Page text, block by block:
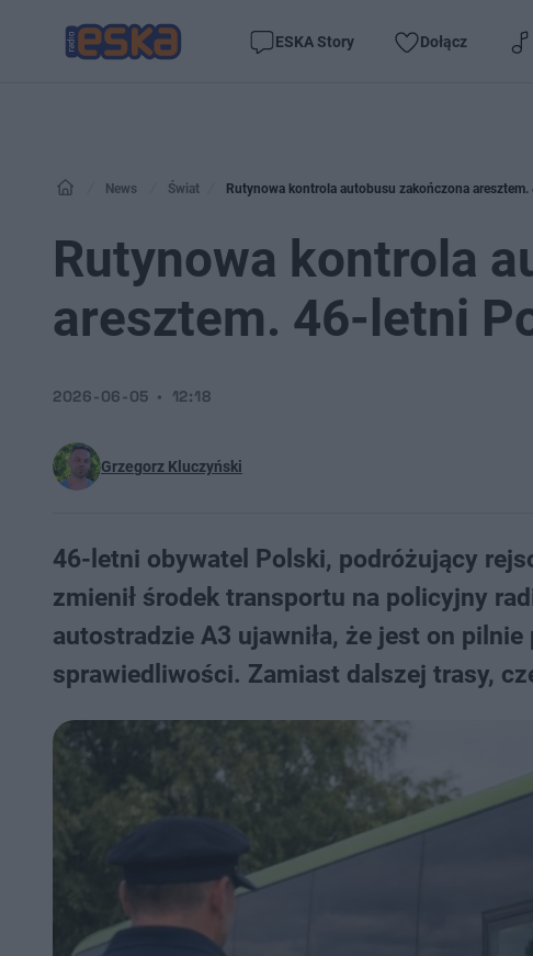
ESKA Story Dołącz
News Świat Rutynowa kontrola autobusu zakończona
Rutynowa kontrola
aresztem. 46-letni
Grzegorz Kluczyński
2026-06-05 12:18
46-letni obywatel Polski, podróżujący
zmienił środek transportu na policyjny
autostradzie A3 ujawniła, że jest on
sprawiedliwości. Zamiast dalszej trasy,